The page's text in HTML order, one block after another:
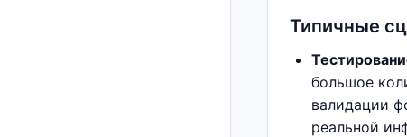
Типичные
большое
валидации
реальной